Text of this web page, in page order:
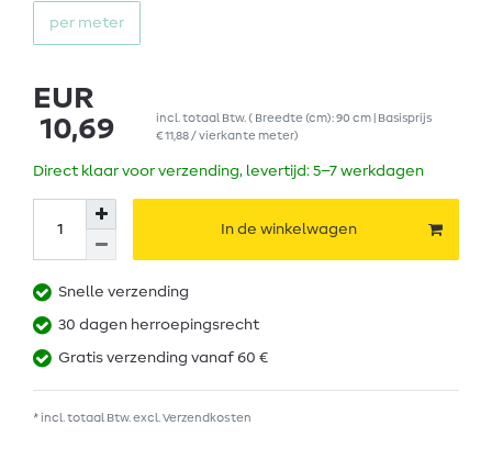
per meter
EUR
10,69
incl. totaal Btw.( Breedte (cm): 90 cm | Basisprijs
€ 11,88 / vierkante meter)
Direct klaar voor verzending, levertijd: 5–7 werkdagen
In de winkelwagen
Snelle verzending
30 dagen herroepingsrecht
Gratis verzending vanaf 60 €
* incl. totaal Btw. excl.Verzendkosten